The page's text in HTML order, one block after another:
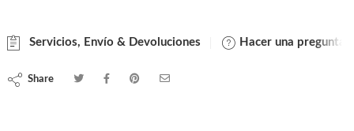
Servicios, Envío & Devoluciones Hacer una pregunta
Share